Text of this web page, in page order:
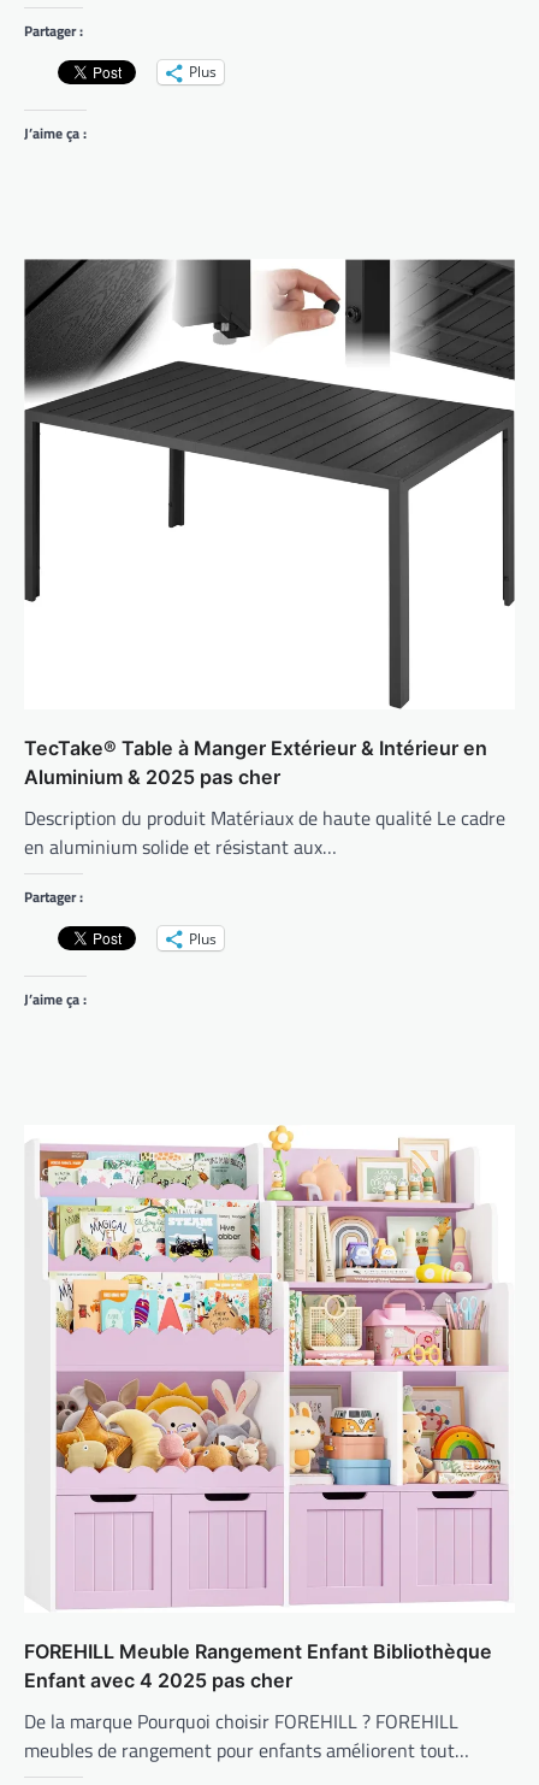
Partager :
Plus
J’aime ça :
TecTake® Table à Manger Extérieur & Intérieur en
Aluminium & 2025 pas cher
Description du produit Matériaux de haute qualité Le cadre
en aluminium solide et résistant aux…
Partager :
Plus
J’aime ça :
FOREHILL Meuble Rangement Enfant Bibliothèque
Enfant avec 4 2025 pas cher
De la marque Pourquoi choisir FOREHILL ? FOREHILL
meubles de rangement pour enfants améliorent tout…